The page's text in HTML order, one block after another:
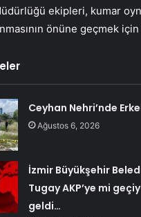
ekipleri, kumar
önüne geçmek için
Ceyhan Nehri’nde
Ağustos 6, 2026
İzmir Büyükşehir
Tugay AKP’ye mi
geldi…